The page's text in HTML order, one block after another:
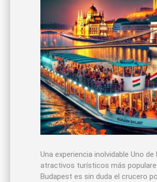
Una experiencia inolvidable Uno de
atractivos turísticos más
Budapest es sin duda el crucero